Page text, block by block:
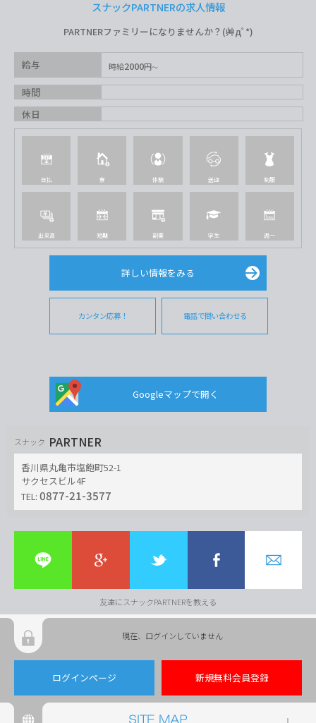
スナックPARTNERの求人情報
PARTNERファミリーになりませんか？(艸дﾟ*)
給与 時給2000円
時間
休日
日払 寮 体験 送迎 制服
出来高 短期 副業 学生 週一
詳しい情報をみる
カンタン応募！ 電話で問い合わせる
Googleマップで開く
スナック PARTNER
香川県丸亀市塩飽町52-1
サクセスビル4F
TEL: 0877-21-3577
友達にスナックPARTNERを教える
現在、ログインしていません
ログインページ 新規無料会員登録